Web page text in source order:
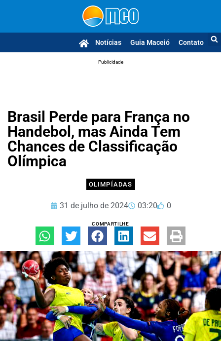
Notícias Guia Maceió Contato
Publicidade
Brasil Perde para França no
Handebol, mas Ainda Tem
Chances de Classificação
Olímpica
OLIMPÍADAS
31 de julho de 2024 03:20 0
COMPARTILHE